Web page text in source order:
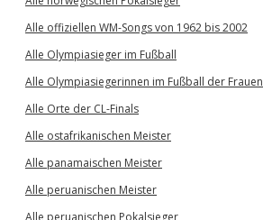
Alle offiziellen WM-Songs von 1962 bis 2002
Alle Olympiasieger im Fußball
Alle Olympiasiegerinnen im Fußball der Frauen
Alle Orte der CL-Finals
Alle ostafrikanischen Meister
Alle panamaischen Meister
Alle peruanischen Meister
Alle peruanischen Pokalsieger